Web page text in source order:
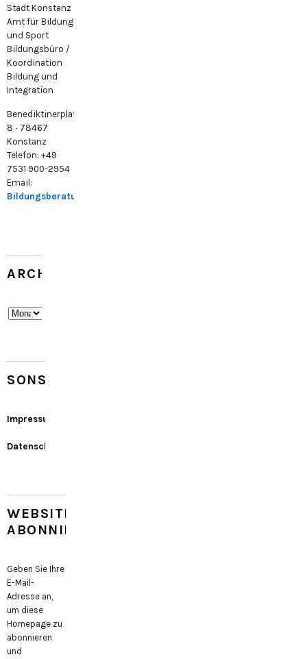
Stadt Konstanz
Amt für Bildung
und Sport
Bildungsbüro /
Koordination
Bildung und
Integration
Benediktinerplatz
8 · 78467
Konstanz
Telefon: +49
7531 900-2954
Email:
Bildungsberatung@konstanz.de
ARCHIV
Archiv
SONSTIGES
Impressum
Datenschutz
WEBSITE
ABONNIEREN
Geben Sie Ihre
E-Mail-
Adresse an,
um diese
Homepage zu
abonnieren
und